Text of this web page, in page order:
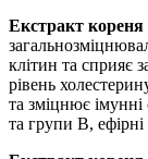
Екстракт кореня
клітин та сприяє
рівень
та зміцнює
та групи B,